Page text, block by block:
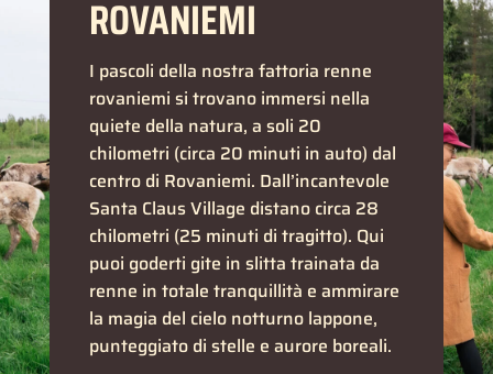
ROVANIEMI
I pascoli della nostra fattoria renne
rovaniemi si trovano immersi nella
quiete della natura, a soli 20
chilometri (circa 20 minuti in auto) dal
centro di Rovaniemi. Dall’incantevole
Santa Claus Village distano circa 28
chilometri (25 minuti di tragitto). Qui
puoi goderti gite in slitta trainata da
renne in totale tranquillità e ammirare
la magia del cielo notturno lappone,
punteggiato di stelle e aurore boreali.